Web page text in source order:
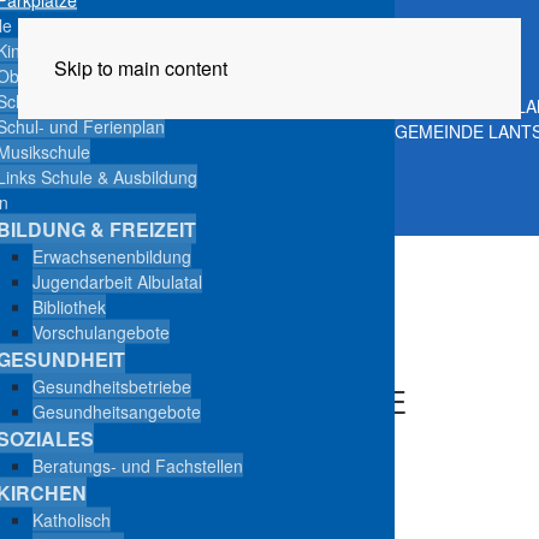
Skip to main content
und Primarschule
und Ferienplan
Schule & Ausbildung
& FREIZEIT
Erwachsenenbildung
Jugendarbeit Albulatal
Bibliothek
Vorschulangebote
Gesundheitsbetriebe
Gesundheitsangebote
Beratungs- und Fachstellen
Katholisch
CUMOIN DA
GEMEINDE
AKTUELLES VOM
GEMEINDEVORSTAND
VORSTANDSBESCHLÜSSE
MONAT JULI 2024
Gemeindevorstand Lantsch/Lenz